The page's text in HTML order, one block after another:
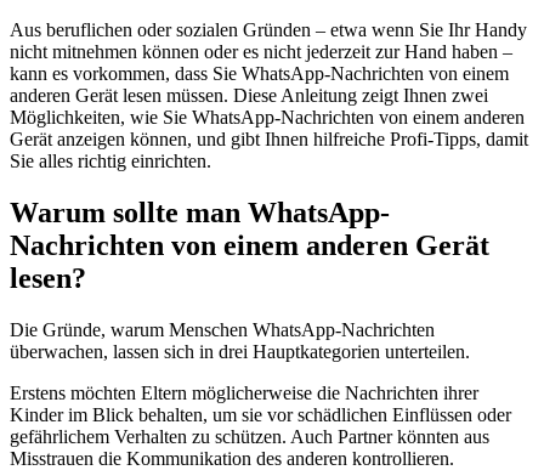
Aus beruflichen oder sozialen Gründen – etwa wenn Sie Ihr Handy
nicht mitnehmen können oder es nicht jederzeit zur Hand haben –
kann es vorkommen, dass Sie WhatsApp-Nachrichten von einem
anderen Gerät lesen müssen. Diese Anleitung zeigt Ihnen zwei
Möglichkeiten, wie Sie WhatsApp-Nachrichten von einem anderen
Gerät anzeigen können, und gibt Ihnen hilfreiche Profi-Tipps, damit
Sie alles richtig einrichten.
Warum sollte man WhatsApp-
Nachrichten von einem anderen Gerät
lesen?
Die Gründe, warum Menschen WhatsApp-Nachrichten
überwachen, lassen sich in drei Hauptkategorien unterteilen.
Erstens möchten Eltern möglicherweise die Nachrichten ihrer
Kinder im Blick behalten, um sie vor schädlichen Einflüssen oder
gefährlichem Verhalten zu schützen. Auch Partner könnten aus
Misstrauen die Kommunikation des anderen kontrollieren.